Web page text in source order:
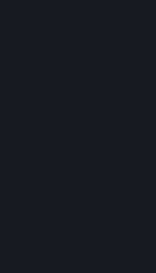
We bieden geen
(bijv. films, korte films,
video in een bundel
Geschenken die niet in
aanmerking voor een
terugbetalingsperiode
gebruik zijn genomen
onder dezelfde
de terugbetaling
geschenk te kopen zal